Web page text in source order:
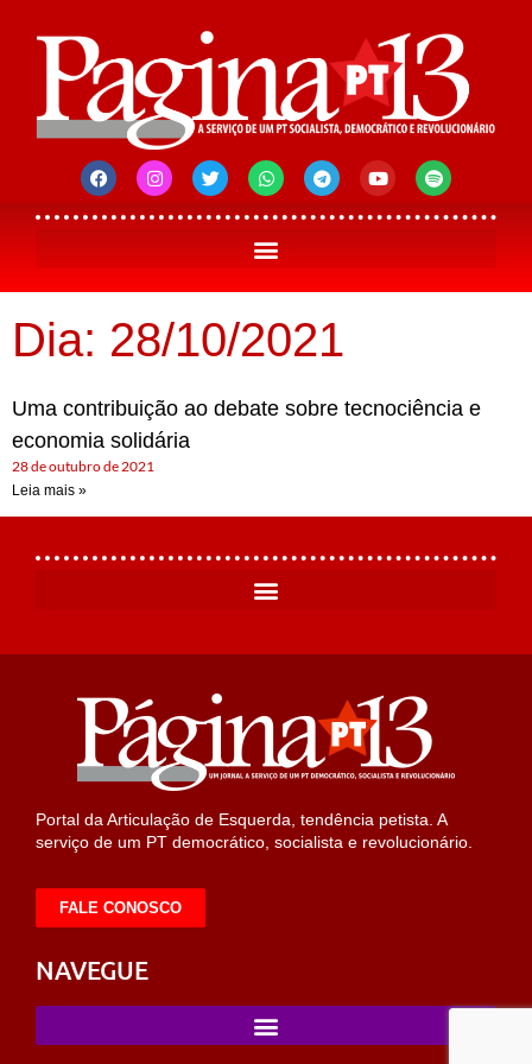
Dia: 28/10/2021
Uma contribuição ao debate sobre tecnociência e
economia solidária
28 de outubro de 2021
Leia mais »
Portal da Articulação de Esquerda, tendência petista. A
serviço de um PT democrático, socialista e revolucionário.
FALE CONOSCO
NAVEGUE